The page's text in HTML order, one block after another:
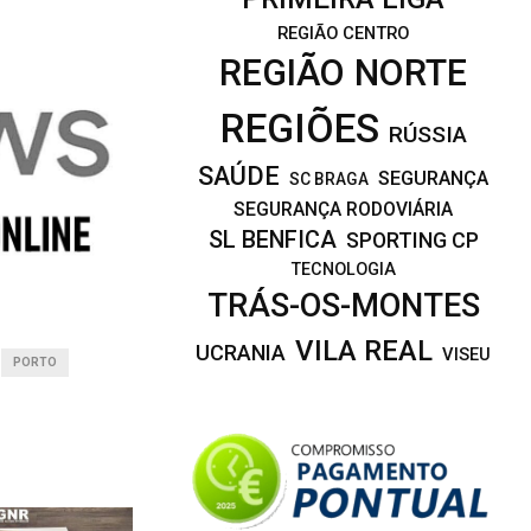
PORTO
REGIÃO CENTRO
REGIÃO NORTE
REGIÕES RÚSSIA
SAÚDE SC BRAGA SEGURANÇA
SEGURANÇA RODOVIÁRIA
SL BENFICA SPORTING CP
TECNOLOGIA
TRÁS-OS-MONTES
UCRANIA VILA REAL VISEU